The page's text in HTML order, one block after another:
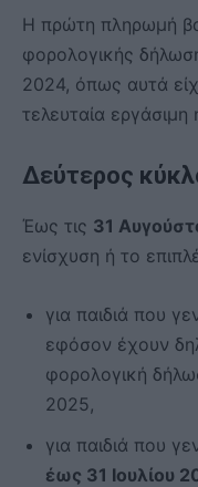
Η πρώτη πληρωμή
φορολογικής
2024, όπως αυτά
τελευταία
Δεύτερος
Έως τις 31
ενίσχυση ή το
για παιδιά που
εφόσον έχουν
φορολογική
2025,
για παιδιά που
έως 31 Ιουλίου